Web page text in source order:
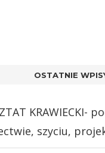
OSTATNIE
KRAWIECKI-
szyciu,